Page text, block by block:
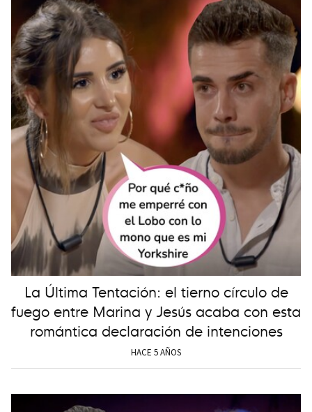
La Última Tentación: el tierno círculo de
fuego entre Marina y Jesús acaba con esta
romántica declaración de intenciones
HACE 5 AÑOS